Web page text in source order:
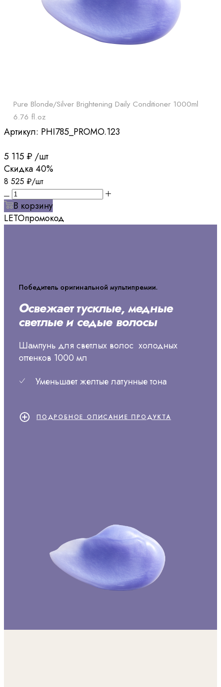
Pure Blonde/Silver Brightening Daily Conditioner 1000ml
6.76 fl.oz
Артикул: PHI785_PROMO.123
5 115₽ /шт
Скидка 40%
8 525 ₽/шт
В корзину
LETOпромокод
Победитель оригинальной мультипремии.
Освежает тусклые, медные
светлые и седые волосы
Шампунь для светлых волос холодных
оттенков 1000 мл
Уменьшает желтые латунные тона
ПОДРОБНОЕ ОПИСАНИЕ ПРОДУКТА